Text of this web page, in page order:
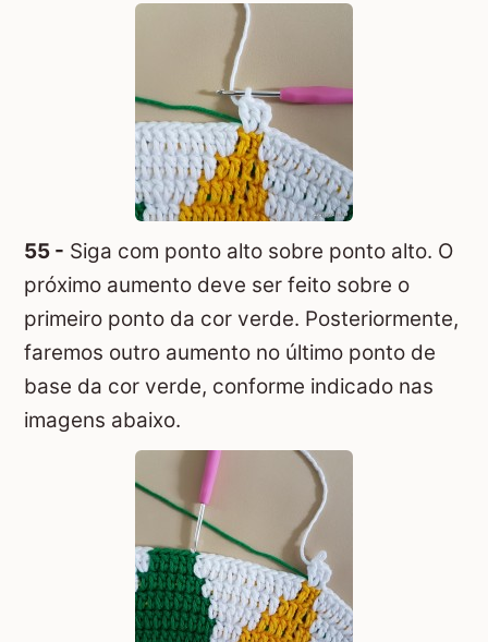
55 - Siga com ponto alto sobre ponto alto. O
próximo aumento deve ser feito sobre o
primeiro ponto da cor verde. Posteriormente,
faremos outro aumento no último ponto de
base da cor verde, conforme indicado nas
imagens abaixo.